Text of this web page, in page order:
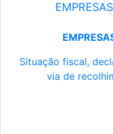
Situação fiscal,
via de